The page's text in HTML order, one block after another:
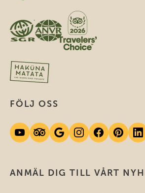
ANMÄL DIG TILL VÅRT
FÖLJ OSS